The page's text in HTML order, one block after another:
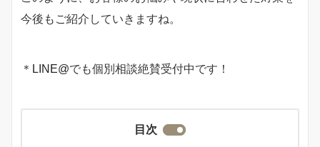
今後もご紹介していきますね。
＊ LINE@でも個別相談絶賛受付中です！
目次